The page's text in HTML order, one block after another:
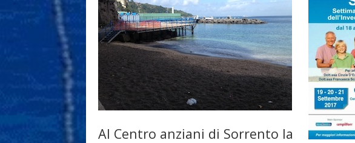
Al Centro anziani di Sorrento la